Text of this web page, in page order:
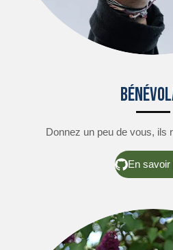
Donnez un peu de vous, ils
En savoir